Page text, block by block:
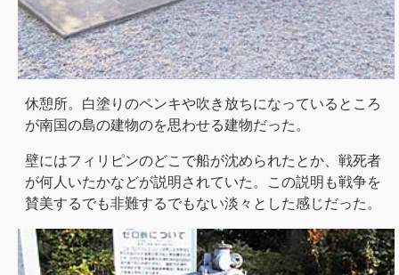
休憩所。白塗りのペンキや吹き放ちになっているところ
が南国の島の建物のを思わせる建物だった。
壁にはフィリピンのどこで船が沈められたとか、戦死者
が何人いたかなどが説明されていた。この説明も戦争を
賛美するでも非難するでもない淡々とした感じだった。